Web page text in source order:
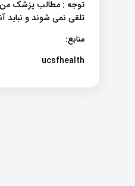
توجه : مطالب پزشک من
تلقی نمی شوند و
منابع:
ucsfhealth